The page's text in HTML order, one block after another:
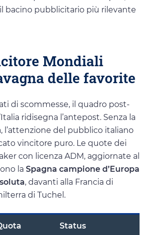
bacino pubblicitario più rilevante
Mondiali
delle favorite
di scommesse, il quadro post-
ridisegna l’antepost. Senza la
l’attenzione del pubblico italiano
vincitore puro. Le quote dei
con licenza ADM, aggiornate al
la Spagna campione d’Europa
, davanti alla Francia di
di Tuchel.
Status